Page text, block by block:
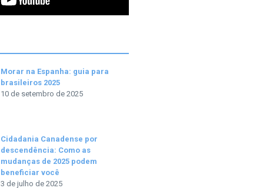
Morar na Espanha: guia para
brasileiros 2025
10 de setembro de 2025
Cidadania Canadense por
descendência: Como as
mudanças de 2025 podem
beneficiar você
3 de julho de 2025